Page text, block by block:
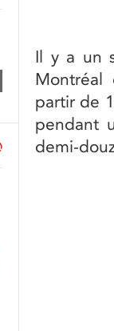
Il y a un
Montréal
partir de
pendant
demi-